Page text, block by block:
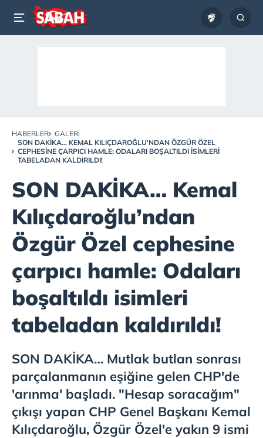
HABERLER
GALERI
SON DAKİKA… KEMAL KILIÇDAROĞLU'NDAN ÖZGÜR ÖZEL
CEPHESINE ÇARPICI HAMLE: ODALARI BOŞALTILDI ISIMLERI
TABELADAN KALDIRILDI!
SON DAKİKA… Kemal
Kılıçdaroğlu’ndan
Özgür Özel cephesine
çarpıcı hamle: Odaları
boşaltıldı isimleri
tabeladan kaldırıldı!
SON DAKİKA… Mutlak butlan sonrası
parçalanmanın eşiğine gelen CHP'de
'arınma' başladı. "Hesap soracağım"
çıkışı yapan CHP Genel Başkanı Kemal
Kılıçdaroğlu, Özgür Özel'e yakın 9 ismi